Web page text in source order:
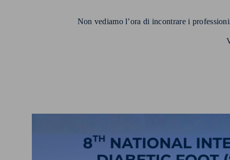
Non vediamo l’ora di incontrare i